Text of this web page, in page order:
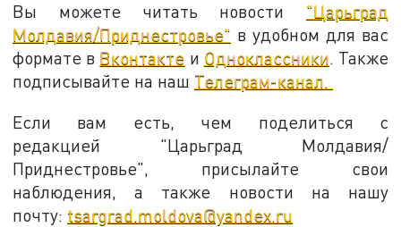
Вы можете читать новости "Царьград
Молдавия/Приднестровье" в удобном для вас
формате в Вконтакте и Одноклассники. Также
подписывайте на наш Телеграм-канал.
Если вам есть, чем поделиться с
редакцией "Царьград Молдавия/
Приднестровье", присылайте свои
наблюдения, а также новости на нашу
почту: tsargrad.moldova@yandex.ru